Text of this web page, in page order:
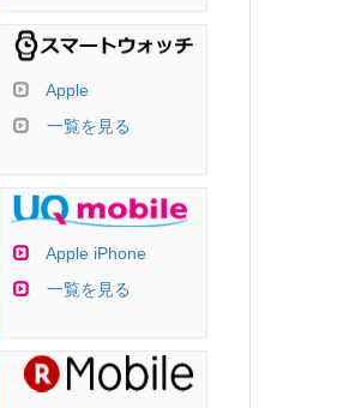
Apple
一覧を見る
Apple iPhone
一覧を見る